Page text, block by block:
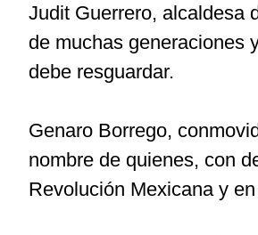
Judit Guerrero, alcaldesa
de muchas generaciones
debe resguardar.
Genaro Borrego,
nombre de quienes, con
Revolución Mexicana y